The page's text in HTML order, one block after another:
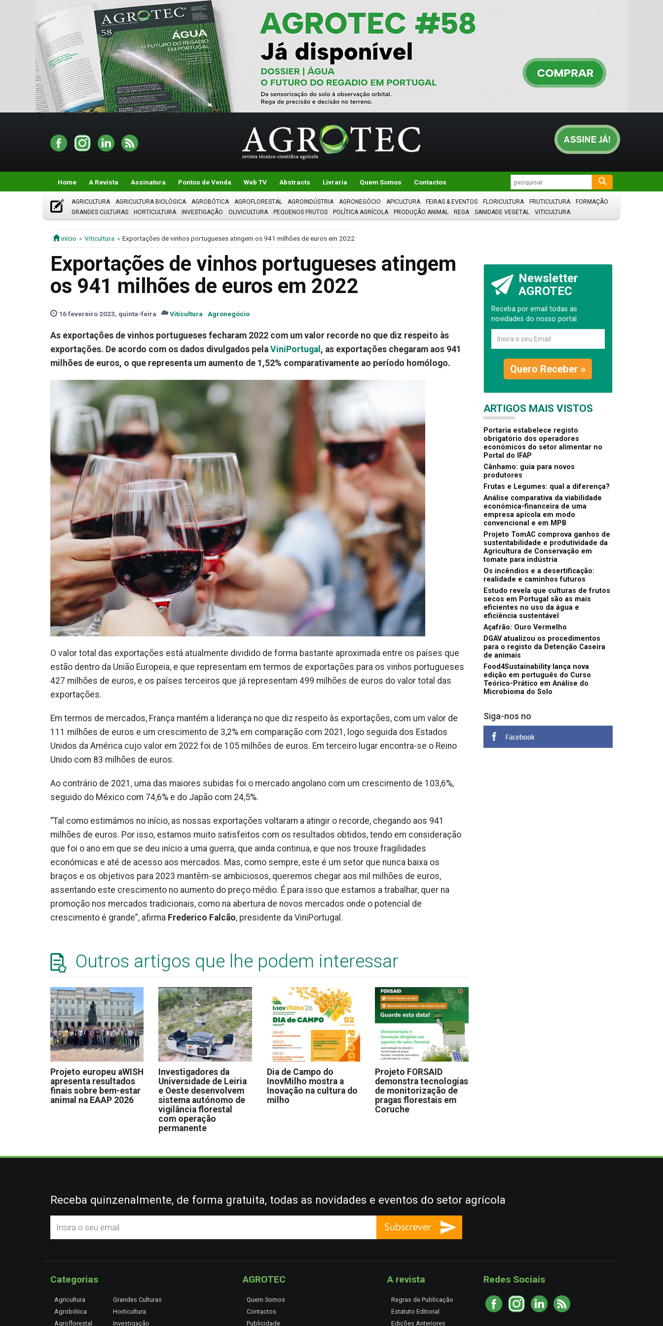
Home A Revista Assinatura Pontos de Venda Web TV Abstracts Livraria Quem Somos Contactos
AGRICULTURA AGRICULTURA BIOLÓGICA AGROBÓTICA AGROFLORESTAL AGROINDÚSTRIA AGRONEGÓCIO APICULTURA FEIRAS & EVENTOS FLORICULTURA FRUTICULTURA
FORMAÇÃO
GRANDES CULTURAS
HORTICULTURA INVESTIGAÇÃO OLIVICULTURA PEQUENOS FRUTOS POLÍTICA AGRÍCOLA PRODUÇÃO ANIMAL REGA SANIDADE VEGETAL VITICULTURA
início Viticultura Exportações de vinhos portugueses atingem os 941 milhões de euros em 2022
Exportações de vinhos portugueses atingem
os 941 milhões de euros em 2022
16 fevereiro 2023, quinta-feira Viticultura Agronegócio
As exportações de vinhos portugueses fecharam 2022 com um valor recorde no que diz respeito às
exportações. De acordo com os dados divulgados pela ViniPortugal , as exportações chegaram aos 941
milhões de euros, o que representa um aumento de 1,52% comparativamente ao período homólogo.
O valor total das exportações está atualmente dividido de forma bastante aproximada entre os países que
estão dentro da União Europeia, e que representam em termos de exportações para os vinhos portugueses
427 milhões de euros, e os países terceiros que já representam 499 milhões de euros do valor total das
exportações.
Em termos de mercados, França mantém a liderança no que diz respeito às exportações, com um valor de
111 milhões de euros e um crescimento de 3,2% em comparação com 2021, logo seguida dos Estados
Unidos da América cujo valor em 2022 foi de 105 milhões de euros. Em terceiro lugar encontra-se o Reino
Unido com 83 milhões de euros.
Ao contrário de 2021, uma das maiores subidas foi o mercado angolano com um crescimento de 103,6%,
seguido do México com 74,6% e do Japão com 24,5%.
“Tal como estimámos no início, as nossas exportações voltaram a atingir o recorde, chegando aos 941
milhões de euros. Por isso, estamos muito satisfeitos com os resultados obtidos, tendo em consideração
que foi o ano em que se deu início a uma guerra, que ainda continua, e que nos trouxe fragilidades
económicas e até de acesso aos mercados. Mas, como sempre, este é um setor que nunca baixa os
braços e os objetivos para 2023 mantêm-se ambiciosos, queremos chegar aos mil milhões de euros,
assentando este crescimento no aumento do preço médio. É para isso que estamos a trabalhar, quer na
promoção nos mercados tradicionais, como na abertura de novos mercados onde o potencial de
crescimento é grande”, afirma Frederico Falcão, presidente da ViniPortugal.
Outros artigos que lhe podem interessar
Projeto europeu aWISH
apresenta resultados
finais sobre bem-estar
animal na EAAP 2026
Investigadores da
Universidade de Leiria
e Oeste desenvolvem
sistema autónomo de
vigilância florestal
com operação
permanente
Dia de Campo do
InovMilho mostra a
Inovação na cultura do
milho
Projeto FORSAID
demonstra tecnologias
de monitorização de
pragas florestais em
Coruche
Newsletter
AGROTEC
Receba por email todas as
novidades do nosso portal.
Quero Receber »
ARTIGOS MAIS VISTOS
Portaria estabelece registo
obrigatório dos operadores
económicos do setor alimentar no
Portal do IFAP
Cânhamo: guia para novos
produtores
Frutas e Legumes: qual a diferença?
Análise comparativa da viabilidade
económica-financeira de uma
empresa apícola em modo
convencional e em MPB
Projeto TomAC comprova ganhos de
sustentabilidade e produtividade da
Agricultura de Conservação em
tomate para indústria
Os incêndios e a desertificação:
realidade e caminhos futuros
Estudo revela que culturas de frutos
secos em Portugal são as mais
eficientes no uso da água e
eficiência sustentável
Açafrão: Ouro Vermelho
DGAV atualizou os procedimentos
para o registo da Detenção Caseira
de animais
Food4Sustainability lança nova
edição em português do Curso
Teórico-Prático em Análise do
Microbioma do Solo
Siga-nos no
Receba quinzenalmente, de forma gratuita, todas as novidades e eventos do setor agrícola
Categorias
Agricultura
Agrobótica
Agroflorestal
Grandes Culturas
Horticultura
Investigação
AGROTEC
Quem Somos
Contactos
Publicidade
A revista
Regras de Publicação
Estatuto Editorial
Edições Anteriores
Redes Sociais